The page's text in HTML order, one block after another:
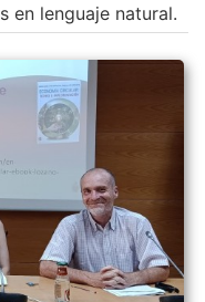
en lenguaje natural.